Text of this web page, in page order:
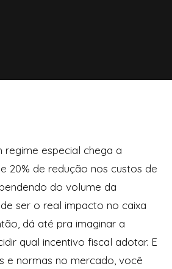
regime especial chega a
20% de redução nos custos de
do volume da
ser o real impacto no caixa
dá até pra imaginar a
qual incentivo fiscal adotar. E
e normas no mercado, você